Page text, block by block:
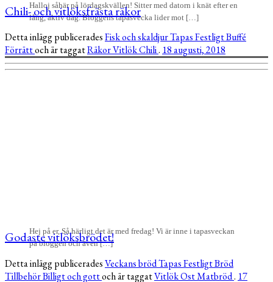
Halloj såhär på lördagskvällen! Sitter med datorn i knät efter en
lång, aktiv dag. Bloggens tapasvecka lider mot […]
Chili- och vitlöksfrästa räkor
Detta inlägg publiceradesFisk och skaldjurTapasFestligtBuffé
Förrättoch är taggatRäkorVitlökChili. 18 augusti, 2018
Hej på er, Så härligt det är med fredag! Vi är inne i tapasveckan
på bloggen och även […]
Godaste vitlöksbrödet!
Detta inlägg publiceradesVeckans brödTapasFestligtBröd
TillbehörBilligt och gottoch är taggatVitlökOstMatbröd. 17